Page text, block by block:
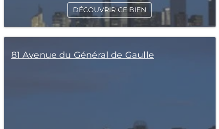
DÉCOUVRIR CE BIEN
81 Avenue du Général de Gaulle